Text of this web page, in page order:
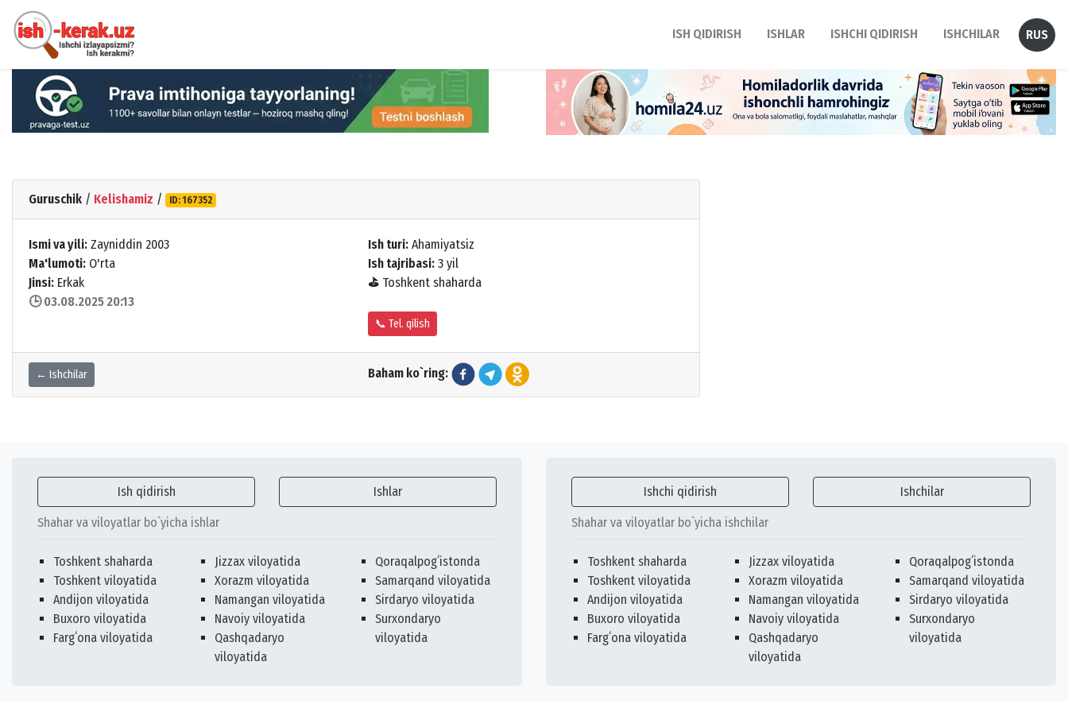
ISH QIDIRISH ISHLAR ISHCHI QIDIRISH ISHCHILAR RUS
Guruschik / Kelishamiz / ID: 167352
Ismi va yili: Zayniddin 2003
Ma'lumoti: O'rta
Jinsi: Erkak
🕒 03.08.2025 20:13
Ish turi: Ahamiyatsiz
Ish tajribasi: 3 yil
⛳ Toshkent shaharda
📞 Tel. qilish
← Ishchilar Baham ko`ring:
Ish qidirish Ishlar
Shahar va viloyatlar bo`yicha ishlar
Toshkent shaharda
Toshkent viloyatida
Andijon viloyatida
Buxoro viloyatida
Fargʻona viloyatida
Jizzax viloyatida
Xorazm viloyatida
Namangan viloyatida
Navoiy viloyatida
Qashqadaryo
viloyatida
Qoraqalpogʻistonda
Samarqand viloyatida
Sirdaryo viloyatida
Surxondaryo
viloyatida
Ishchi qidirish Ishchilar
Shahar va viloyatlar bo`yicha ishchilar
Toshkent shaharda
Toshkent viloyatida
Andijon viloyatida
Buxoro viloyatida
Fargʻona viloyatida
Jizzax viloyatida
Xorazm viloyatida
Namangan viloyatida
Navoiy viloyatida
Qashqadaryo
viloyatida
Qoraqalpogʻistonda
Samarqand viloyatida
Sirdaryo viloyatida
Surxondaryo
viloyatida